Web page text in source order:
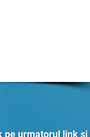
pe urmatorul link si